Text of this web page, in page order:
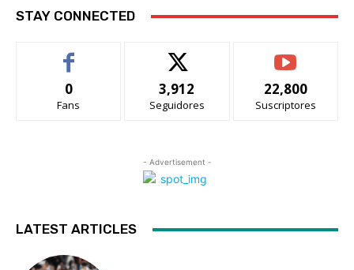
STAY CONNECTED
0
Fans
3,912
Seguidores
22,800
Suscriptores
- Advertisement -
LATEST ARTICLES